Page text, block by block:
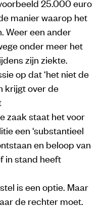
25.000 euro
manier waarop het
Weer een ander
onder meer het
zijn ziekte.
op dat ‘het niet de
krijgt over de
zaak staat het voor
een ‘substantieel
en beloop van
in stand heeft
is een optie. Maar
de rechter moet.